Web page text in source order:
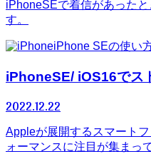
iPhoneSEで着信があった
す。
iPhone SEの使い
iPhoneSE/ iOS16でス
2022.12.22
Appleが展開するスマート
ォーマンスに注目が集まっ